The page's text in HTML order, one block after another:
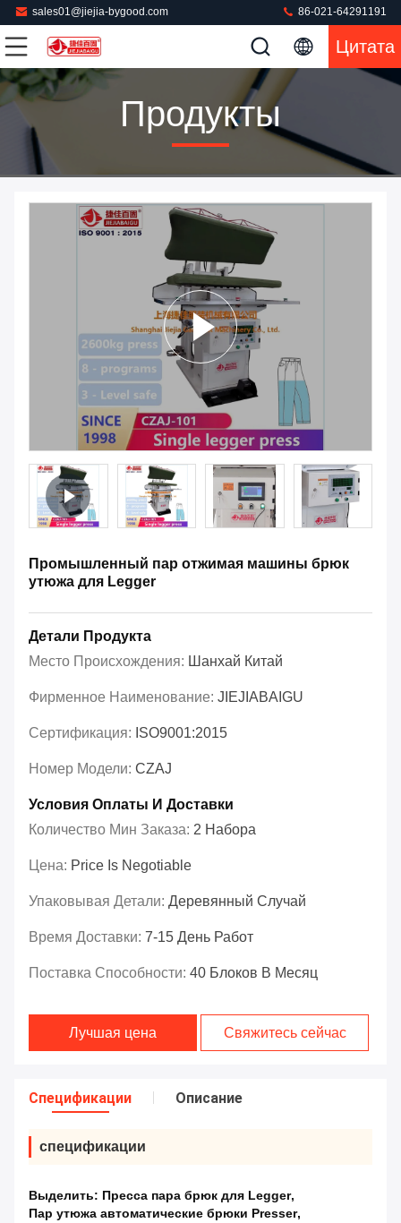
sales01@jiejia-bygood.com 86-021-64291191
Цитата
Продукты
Промышленный пар отжимая машины брюк
утюжа для Legger
Детали Продукта
Место Происхождения: Шанхай Китай
Фирменное Наименование: JIEJIABAIGU
Сертификация: ISO9001:2015
Номер Модели: CZAJ
Условия Оплаты И Доставки
Количество Мин Заказа: 2 Набора
Цена: Price Is Negotiable
Упаковывая Детали: Деревянный Случай
Время Доставки: 7-15 День Работ
Поставка Способности: 40 Блоков В Месяц
Лучшая цена Свяжитесь сейчас
Спецификации Описание
спецификации
Выделить: Пресса пара брюк для Legger,
Пар утюжа автоматические брюки Presser,